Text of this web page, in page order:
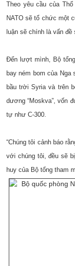
Theo yêu cầu của
NATO sẽ tổ chức một
luận sẽ chính là vấn
Đến lượt mình, Bộ
bay ném bom của
bầu trời Syria và trên
dương “Moskva”, vốn
tự như C-300.
“Chúng tôi cảnh báo
với chúng tôi, đều sẽ
huy của Bộ tổng tham